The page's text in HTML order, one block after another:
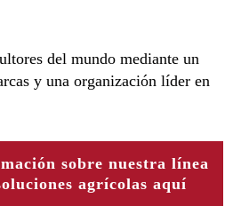
del mundo mediante un
y una organización líder en
sobre nuestra línea
agrícolas aquí